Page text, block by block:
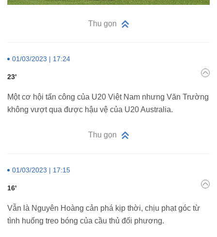
Thu gọn
01/03/2023 | 17:24
23'
Một cơ hội tấn công của U20 Việt Nam nhưng Văn Trường
không vượt qua được hậu vệ của U20 Australia.
Thu gọn
01/03/2023 | 17:15
16'
Vẫn là Nguyên Hoàng cản phá kịp thời, chịu phạt góc từ
tình huống treo bóng của cầu thủ đối phương.